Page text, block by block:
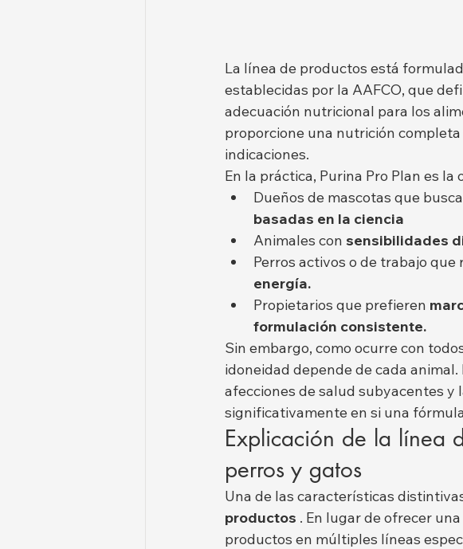
La línea de productos está
establecidas por la AAFCO, que
adecuación nutricional para los
proporcione una nutrición
indicaciones.
En la práctica, Purina Pro Plan es la
Dueños de mascotas que
basadas en la ciencia
Animales con sensibilidades
Perros activos o de trabajo que
energía.
Propietarios que prefieren
formulación consistente.
Sin embargo, como ocurre con
idoneidad depende de cada
afecciones de salud subyacentes
significativamente en si una
Explicación de la línea
perros y gatos
Una de las características
productos . En lugar de ofrecer
productos en múltiples líneas